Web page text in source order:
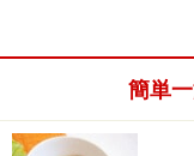
【編集部おすすめの
簡単